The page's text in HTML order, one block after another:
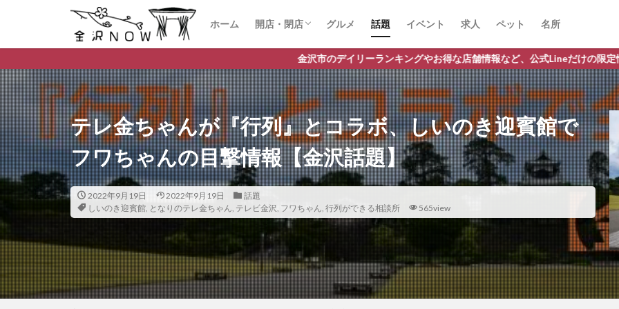
ホーム 開店・閉店 グルメ 話題 イベント 求人 ペット 名所
金沢市のデイリーランキングやお得な店舗情報など、公式Lineだけの限定情報を配信中！
テレ金ちゃんが『行列』とコラボ、しいのき迎賓館で
フワちゃんの目撃情報【金沢話題】
2022年9月19日 2022年9月19日
話題
しいのき迎賓館, となりのテレ金ちゃん, テレビ金沢, フワちゃん, 行列ができる相談所 565view